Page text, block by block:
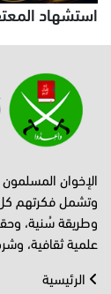
استشهاد
الإخوان
وتشمل فكرتهم
وطريقة سُنية،
علمية ثقافية،
الرئيسية